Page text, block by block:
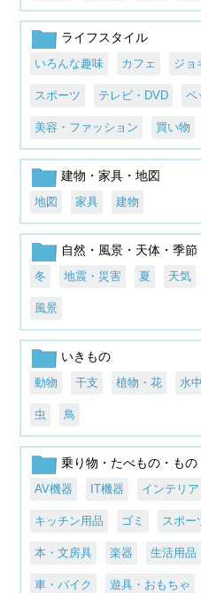
ライフスタイル
いろんな趣味 カフェ ジョ
スポーツ テレビ・DVD ペ
美容・ファッション 買い物
建物・家具・地図
地図 家具 建物
自然・風景・天体・季節
冬 地震・災害 夏 天気
風景
いきもの
動物 干支 植物・花 水
虫 鳥
乗り物・たべもの・もの
AV機器 IT機器 インテリ
キッチン用品 ゴミ スポー
本・文房具 楽器 生活用品
車・バイク 遊具・おもちゃ